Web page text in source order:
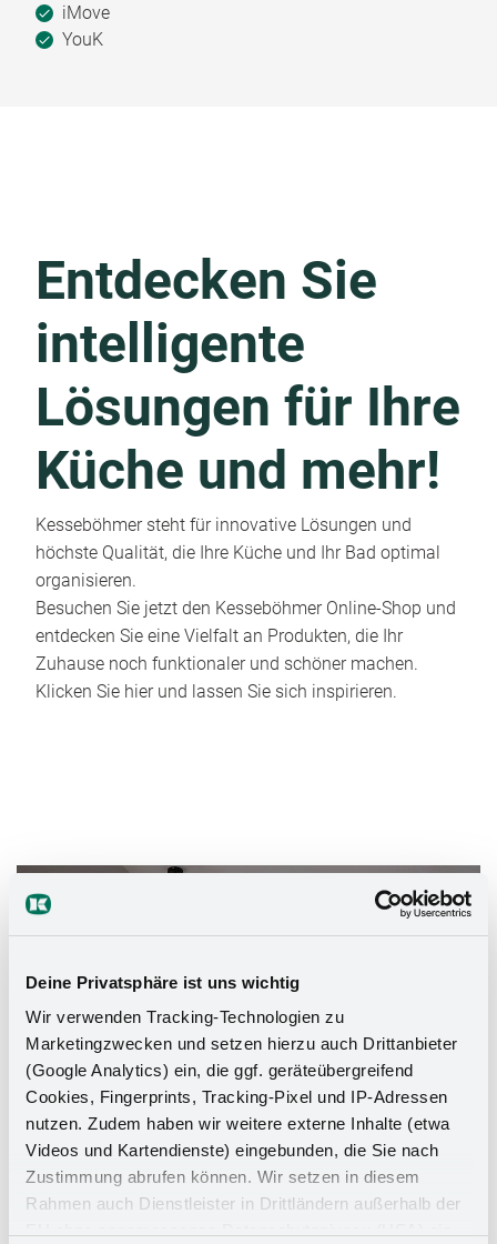
Deine Privatsphäre ist uns wichtig
Wir verwenden Tracking-Technologien zu
Marketingzwecken und setzen hierzu auch Drittanbieter
(Google Analytics) ein, die ggf. geräteübergreifend
Cookies, Fingerprints, Tracking-Pixel und IP-Adressen
nutzen. Zudem haben wir weitere externe Inhalte (etwa
Videos und Kartendienste) eingebunden, die Sie nach
Zustimmung abrufen können. Wir setzen in diesem
Rahmen auch Dienstleister in Drittländern außerhalb der
iMove
YouK
Entdecken Sie
intelligente
Lösungen für Ihre
Küche und mehr!
Kesseböhmer steht für innovative Lösungen und
höchste Qualität, die Ihre Küche und Ihr Bad optimal
organisieren.
Besuchen Sie jetzt den Kesseböhmer Online-Shop und
entdecken Sie eine Vielfalt an Produkten, die Ihr
Zuhause noch funktionaler und schöner machen.
Klicken Sie hier und lassen Sie sich inspirieren.
Das Stauraumwunder für Ihr